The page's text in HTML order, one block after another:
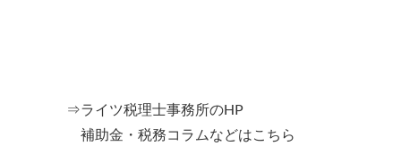
⇒ライツ税理士事務所のHP
補助金・税務コラムなどはこちら